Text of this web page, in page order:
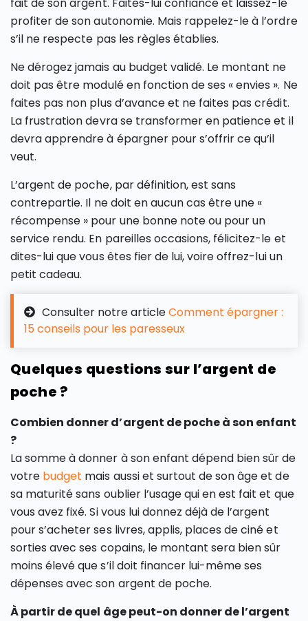
fait de son argent. Faites-lui confiance et laissez-le
profiter de son autonomie. Mais rappelez-le à l’ordre
s’il ne respecte pas les règles établies.
Ne dérogez jamais au budget validé. Le montant ne
doit pas être modulé en fonction de ses « envies ». Ne
faites pas non plus d’avance et ne faites pas crédit.
La frustration devra se transformer en patience et il
devra apprendre à épargner pour s’offrir ce qu’il
veut.
L’argent de poche, par définition, est sans
contrepartie. Il ne doit en aucun cas être une «
récompense » pour une bonne note ou pour un
service rendu. En pareilles occasions, félicitez-le et
dites-lui que vous êtes fier de lui, voire offrez-lui un
petit cadeau.
Consulter notre articleComment épargner :
15 conseils pour les paresseux
Quelques questions sur l’argent de
poche ?
Combien donner d’argent de poche à son enfant
?
La somme à donner à son enfant dépend bien sûr de
votre budget mais aussi et surtout de son âge et de
sa maturité sans oublier l’usage qui en est fait et que
vous avez fixé. Si vous lui donnez déjà de l’argent
pour s’acheter ses livres, applis, places de ciné et
sorties avec ses copains, le montant sera bien sûr
moins élevé que s’il doit financer lui-même ses
dépenses avec son argent de poche.
À partir de quel âge peut-on donner de l’argent